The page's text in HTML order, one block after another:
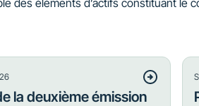
des éléments d’actifs constituant le
la deuxième émission